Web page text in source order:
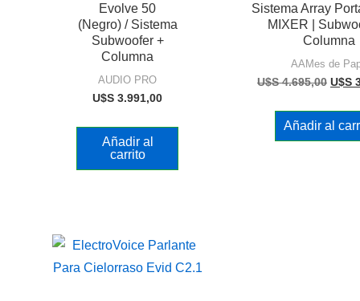
Evolve 50
(Negro) / Sistema
Subwoofer +
Columna
AUDIO PRO
U$S 3.991,00
Añadir al
carrito
Sistema Array
MIXER |
Columna
AAMes de
U$S4.695,00 U$S
Añadir al